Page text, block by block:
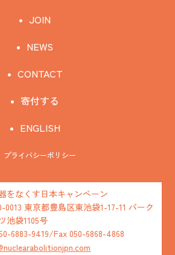
JOIN
NEWS
CONTACT
寄付する
ENGLISH
プライバシーポリシー
をなくす日本キャンペーン
0013 東京都豊島区東池袋1-17-11 パーク
池袋1105号
6883-9419/Fax 050-6868-4868